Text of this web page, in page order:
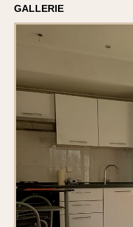
GALLERIE